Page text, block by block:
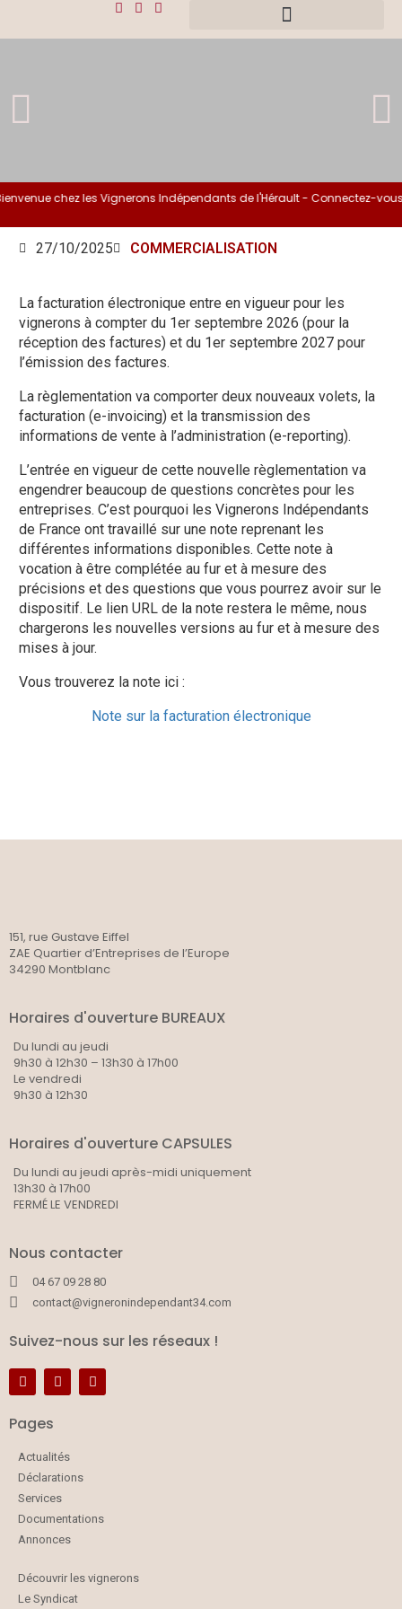
chez les Vignerons Indépendants de l'Hérault - Connectez-
27/10/2025 COMMERCIALISATION
La facturation électronique entre en vigueur pour les
vignerons à compter du 1er septembre 2026 (pour la
réception des factures) et du 1er septembre 2027 pour
l’émission des factures.
La règlementation va comporter deux nouveaux volets, la
facturation (e-invoicing) et la transmission des
informations de vente à l’administration (e-reporting).
L’entrée en vigueur de cette nouvelle règlementation va
engendrer beaucoup de questions concrètes pour les
entreprises. C’est pourquoi les Vignerons Indépendants
de France ont travaillé sur une note reprenant les
différentes informations disponibles. Cette note à
vocation à être complétée au fur et à mesure des
précisions et des questions que vous pourrez avoir sur le
dispositif. Le lien URL de la note restera le même, nous
chargerons les nouvelles versions au fur et à mesure des
mises à jour.
Vous trouverez la note ici :​​​​​​
Note sur la facturation électronique
151, rue Gustave Eiffel
ZAE Quartier d’Entreprises de l’Europe
34290 Montblanc
Horaires d'ouverture BUREAUX
Du lundi au jeudi
9h30 à 12h30 – 13h30 à 17h00
Le vendredi
9h30 à 12h30
Horaires d'ouverture CAPSULES
Du lundi au jeudi après-midi uniquement
13h30 à 17h00
FERMÉ LE VENDREDI
Nous contacter
04 67 09 28 80
contact@vigneronindependant34.com
Suivez-nous sur les réseaux !
Pages
Actualités
Déclarations
Services
Documentations
Annonces
Découvrir les vignerons
Le Syndicat